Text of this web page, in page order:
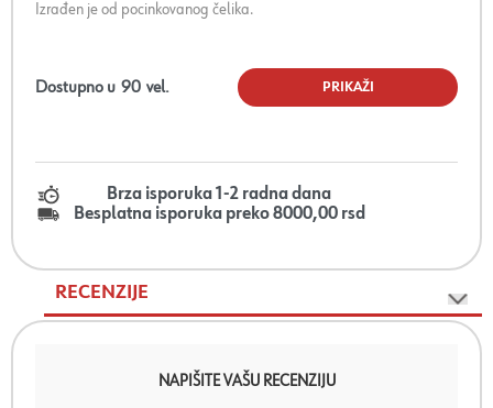
Izrađen je od pocinkovanog čelika.
Dostupno u 90 vel. PRIKAŽI
Brza isporuka 1-2 radna dana
Besplatna isporuka preko 8000,00 rsd
RECENZIJE
NAPIŠITE VAŠU RECENZIJU